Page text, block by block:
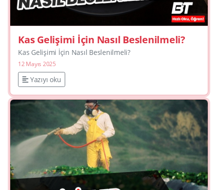
Kas Gelişimi İçin Nasıl Beslenilmeli?
Kas Gelişimi İçin Nasıl Beslenilmeli?
12 Mayıs 2025
Yazıyı oku